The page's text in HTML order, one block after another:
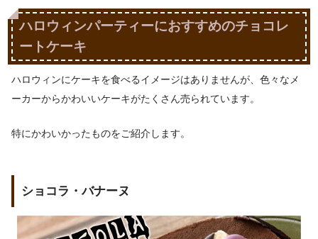
ハロウィンパーティーにおすすめのチョコレ
ートケーキ
ハロウィンにケーキを食べるイメージはありませんが、色々なメ
ーカーからかわいいケーキがたくさん売られています。
特にかわいかったものをご紹介します。
ショコラ・バナーヌ